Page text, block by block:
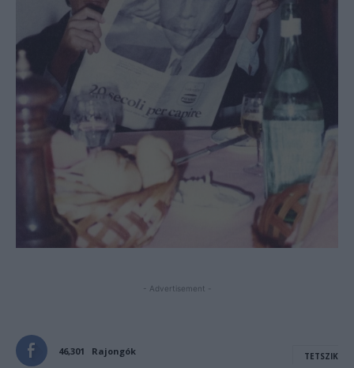
- Advertisement -
46,301 Rajongók TETSZIK